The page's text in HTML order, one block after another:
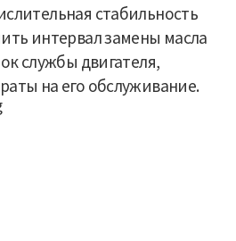
стабильность
интервал замены масла
службы двигателя,
на его обслуживание.